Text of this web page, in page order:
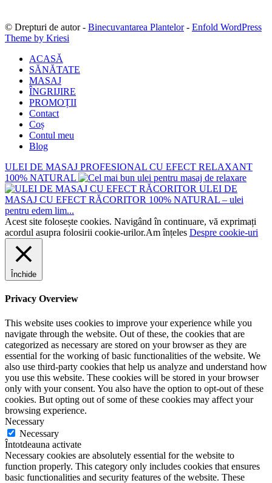
© Drepturi de autor - Binecuvantarea Plantelor- Enfold WordPress
Theme by Kriesi
ACASĂ
SĂNĂTATE
MASAJ
ÎNGRIJIRE
PROMOȚII
Contact
Coș
Contul meu
Blog
ULEI DE MASAJ PROFESIONAL CU EFECT RELAXANT
100% NATURAL
ULEI DE
MASAJ CU EFECT RĂCORITOR 100% NATURAL – ulei
pentru edem lim...
Acest site folosește cookies. Navigând în continuare, vă exprimați
acordul asupra folosirii cookie-urilor.Am înțeles Despre cookie-uri
Închide
Privacy Overview
This website uses cookies to improve your experience while you
navigate through the website. Out of these, the cookies that are
categorized as necessary are stored on your browser as they are
essential for the working of basic functionalities of the website. We
also use third-party cookies that help us analyze and understand how
you use this website. These cookies will be stored in your browser
only with your consent. You also have the option to opt-out of these
cookies. But opting out of some of these cookies may affect your
browsing experience.
Necessary
Necessary
Întotdeauna activate
Necessary cookies are absolutely essential for the website to
function properly. This category only includes cookies that ensures
basic functionalities and security features of the website. These